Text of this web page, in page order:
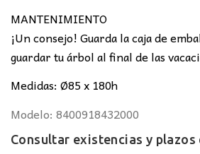
MANTENIMIENTO
¡Un consejo! Guarda la caja de
guardar tu árbol al final de las
Medidas: Ø85 x 180h
Modelo: 8400918432000
Consultar existencias y plazos